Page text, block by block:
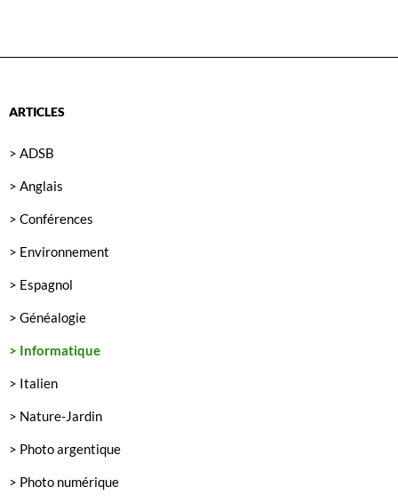
ARTICLES
> ADSB
> Anglais
> Conférences
> Environnement
> Espagnol
> Généalogie
> Informatique
> Italien
> Nature-Jardin
> Photo argentique
> Photo numérique